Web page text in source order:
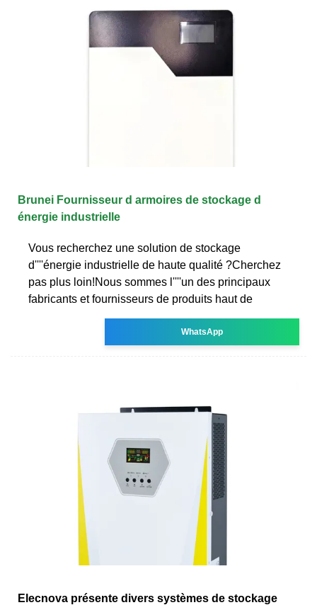
Brunei Fournisseur d armoires de stockage d
énergie industrielle
Vous recherchez une solution de stockage
d''''énergie industrielle de haute qualité ?Cherchez
pas plus loin!Nous sommes l''''un des principaux
fabricants et fournisseurs de produits haut de
WhatsApp
Elecnova présente divers systèmes de stockage